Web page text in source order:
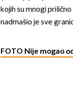
kojih su mnogi
nadmašio je sve
FOTO Nije mogao